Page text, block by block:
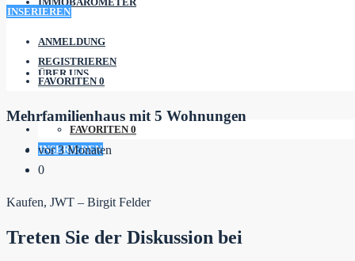
ÜBER UNS
FAVORITEN 0
INSERIEREN
INSERIEREN
ANMELDUNG
REGISTRIEREN
FAVORITEN 0
Mehrfamilienhaus mit 5 Wohnungen
vor 3 Monaten
0
Kaufen, JWT – Birgit Felder
Treten Sie der Diskussion bei